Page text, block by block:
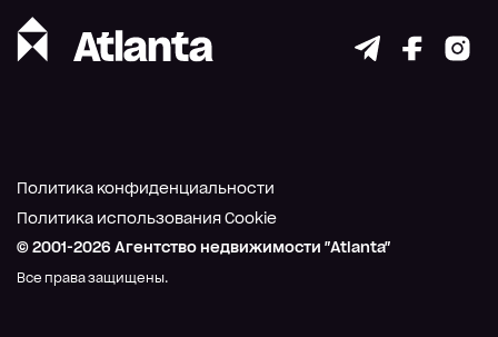
© 2001-2026 Агентство недвижимости "Atlanta"
Все права защищены.
Политика конфиденциальности
Политика использования Cookie